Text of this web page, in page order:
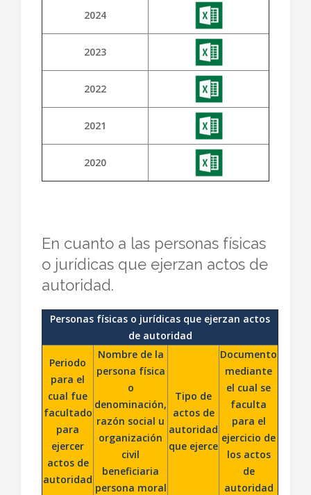
2024
2023
2022
2021
2020
En cuanto a las personas físicas
o jurídicas que ejerzan actos de
autoridad.
Personas físicas o jurídicas que ejerzan actos
de autoridad
Periodo
para el
cual fue
facultado
para
ejercer
actos de
autoridad
Nombre de la
persona física
o
denominación,
razón social u
organización
civil
beneficiaria
persona moral
Tipo de
actos de
autoridad
que ejerce
Documento
mediante
el cual se
faculta
para el
ejercicio de
los actos
de
autoridad